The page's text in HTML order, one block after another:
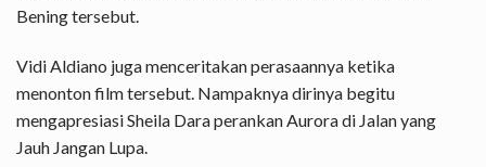
Bening tersebut.
Vidi Aldiano juga menceritakan perasaannya ketika
menonton film tersebut. Nampaknya dirinya begitu
mengapresiasi Sheila Dara perankan Aurora di Jalan yang
Jauh Jangan Lupa.